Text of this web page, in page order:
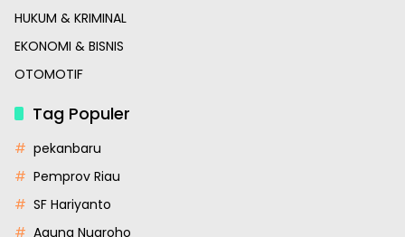
HUKUM & KRIMINAL
EKONOMI & BISNIS
OTOMOTIF
Tag Populer
pekanbaru
Pemprov Riau
SF Hariyanto
Agung Nugroho